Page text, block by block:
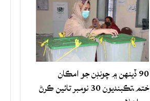
90 ڏينهن ۾ چونڊن جو امڪان
ختم،تڪبنديون 30 نومبر تائين ڪرڻ